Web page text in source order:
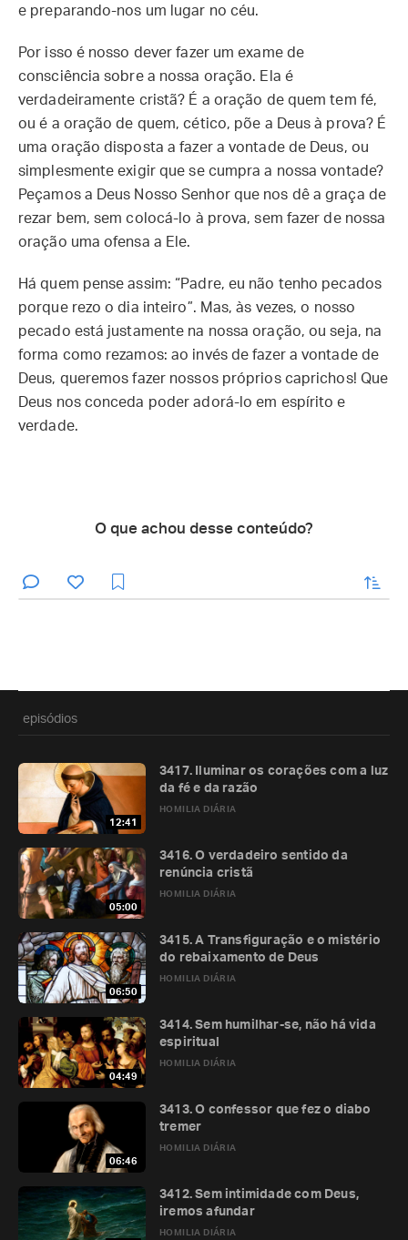
e preparando-nos um lugar no céu.
Por isso é nosso dever fazer um exame de
consciência sobre a nossa oração. Ela é
verdadeiramente cristã? É a oração de quem tem fé,
ou é a oração de quem, cético, põe a Deus à prova? É
uma oração disposta a fazer a vontade de Deus, ou
simplesmente exigir que se cumpra a nossa vontade?
Peçamos a Deus Nosso Senhor que nos dê a graça de
rezar bem, sem colocá-lo à prova, sem fazer de nossa
oração uma ofensa a Ele.
Há quem pense assim: “Padre, eu não tenho pecados
porque rezo o dia inteiro”. Mas, às vezes, o nosso
pecado está justamente na nossa oração, ou seja, na
forma como rezamos: ao invés de fazer a vontade de
Deus, queremos fazer nossos próprios caprichos! Que
Deus nos conceda poder adorá-lo em espírito e
verdade.
O que achou desse conteúdo?
enviar
episódios
12:41
HOMILIA DIÁRIA
3417. Iluminar os corações com a luz
da fé e da razão
05:00
HOMILIA DIÁRIA
3416. O verdadeiro sentido da
renúncia cristã
06:50
HOMILIA DIÁRIA
3415. A Transfiguração e o mistério
do rebaixamento de Deus
04:49
HOMILIA DIÁRIA
3414. Sem humilhar-se, não há vida
espiritual
06:46
HOMILIA DIÁRIA
3413. O confessor que fez o diabo
tremer
HOMILIA DIÁRIA
3412. Sem intimidade com Deus,
iremos afundar